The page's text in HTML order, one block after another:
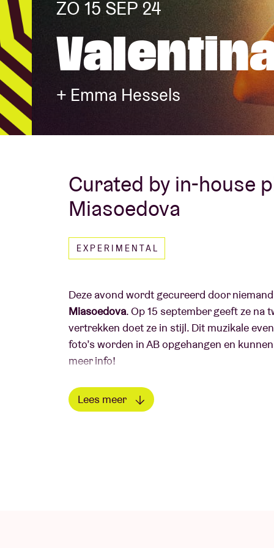
AB ❤ you
ZO 15 SEP 24
+ Emma Hessels
Curated by in-house
Miasoedova
EXPERIMENTAL
Deze avond wordt gecureerd door
Miasoedova. Op 15 september geeft ze na
vertrekken doet ze in stijl. Dit muzikale
foto’s worden in AB opgehangen en
meer info!
Daria: "It's a really happy moment for me
Valentina Magaletti to celebrate my
Lees meer